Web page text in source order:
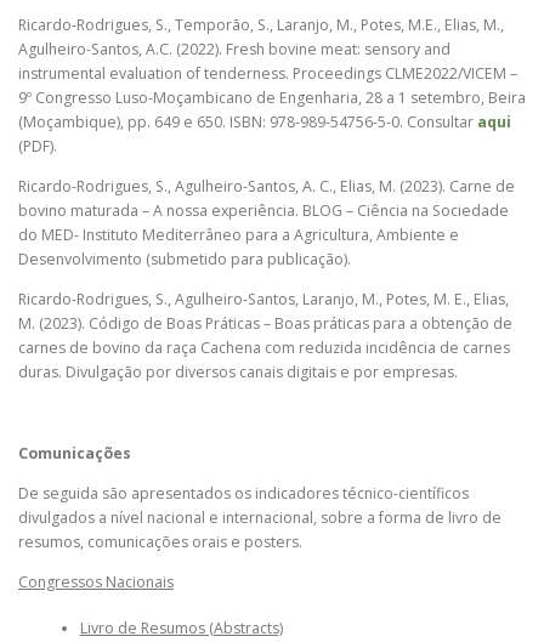
Ricardo-Rodrigues, S., Temporão, S., Laranjo, M., Potes, M.E., Elias, M.,
Agulheiro-Santos, A.C. (2022). Fresh bovine meat: sensory and
instrumental evaluation of tenderness. Proceedings CLME2022/VICEM –
9º Congresso Luso-Moçambicano de Engenharia, 28 a 1 setembro, Beira
(Moçambique), pp. 649 e 650. ISBN: 978-989-54756-5-0. Consultar aqui
(PDF).
Ricardo-Rodrigues, S., Agulheiro-Santos, A. C., Elias, M. (2023). Carne de
bovino maturada – A nossa experiência. BLOG – Ciência na Sociedade
do MED- Instituto Mediterrâneo para a Agricultura, Ambiente e
Desenvolvimento (submetido para publicação).
Ricardo-Rodrigues, S., Agulheiro-Santos, Laranjo, M., Potes, M. E., Elias,
M. (2023). Código de Boas Práticas – Boas práticas para a obtenção de
carnes de bovino da raça Cachena com reduzida incidência de carnes
duras. Divulgação por diversos canais digitais e por empresas.
Comunicações
De seguida são apresentados os indicadores técnico-científicos
divulgados a nível nacional e internacional, sobre a forma de livro de
resumos, comunicações orais e posters.
Congressos Nacionais
Livro de Resumos (Abstracts)